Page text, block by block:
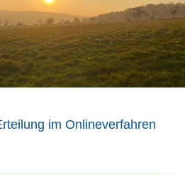
im Onlineverfahren